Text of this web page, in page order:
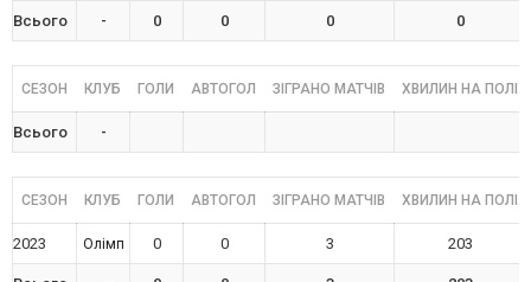
Всього - 0 0 0 0
СЕЗОН КЛУБ ГОЛИ АВТОГОЛ ЗІГРАНО МАТЧІВ ХВИЛИН НА ПОЛІ
Всього -
СЕЗОН КЛУБ ГОЛИ АВТОГОЛ ЗІГРАНО МАТЧІВ ХВИЛИН НА ПОЛІ
2023 Олімп 0 0 3 203